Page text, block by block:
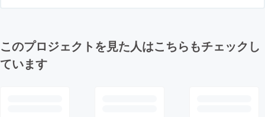
このプロジェクトを見た人はこちらもチェックし
ています